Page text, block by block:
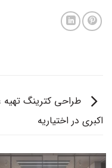
طراحی کترینگ تهیه
اکبری در اختیاریه